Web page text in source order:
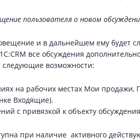
пользователя о новом
и в дальнейшем ему будет
все обсуждения
следующие возможности:
на рабочих местах Мои продажи,
Входящие).
с привязкой к объекту
при наличие активного